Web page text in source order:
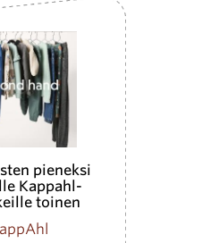
pieneksi
Kappahl-
toinen